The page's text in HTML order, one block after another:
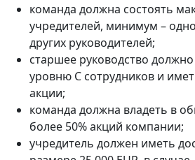
команда должна состоять
учредителей, минимум –
других руководителей;
старшее руководство
уровню C сотрудников и
акции;
команда должна владеть в
более 50% акций компании;
учредитель должен иметь